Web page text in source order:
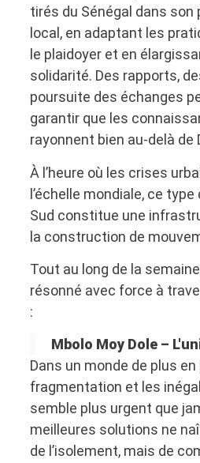
tirés du Sénégal dans
local, en adaptant les
le plaidoyer et en
solidarité. Des rapports,
poursuite des échanges
garantir que les
rayonnent bien au-delà de
À l’heure où les crises
l’échelle mondiale, ce type
Sud constitue une
la construction de
Tout au long de la
résonné avec force à
:
Mbolo Moy Dole –
Dans un monde de plus
fragmentation et les
semble plus urgent que
meilleures solutions ne
de l’isolement, mais de